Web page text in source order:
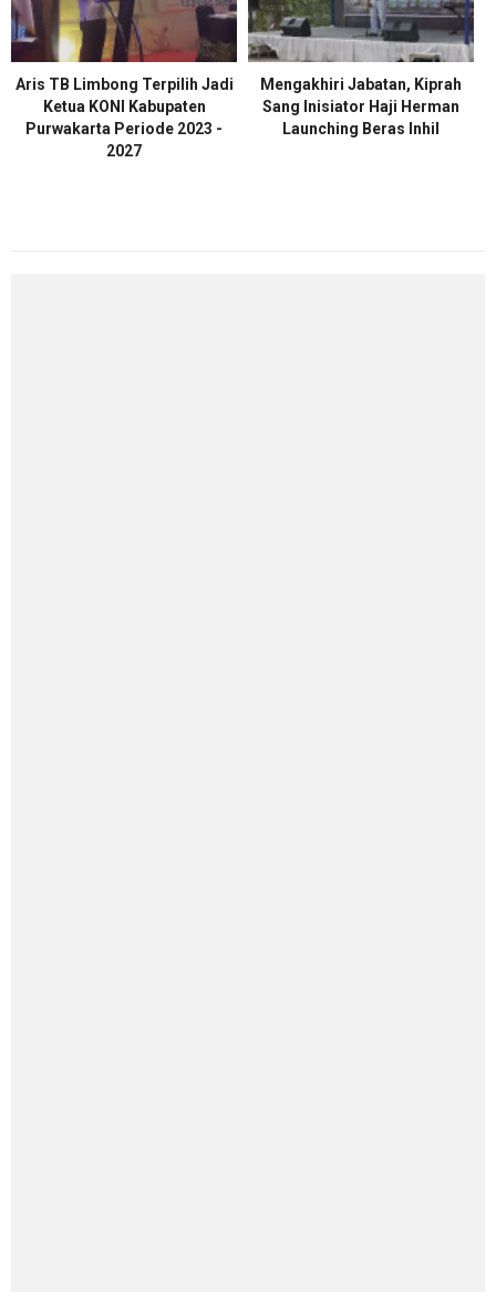
Aris TB Limbong Terpilih Jadi
Ketua KONI Kabupaten
Purwakarta Periode 2023 -
2027
Mengakhiri Jabatan, Kiprah
Sang Inisiator Haji Herman
Launching Beras Inhil